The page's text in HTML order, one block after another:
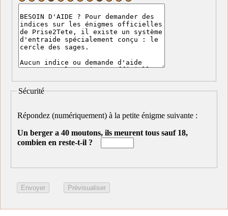
Sécurité
Répondez (numériquement) à la petite énigme suivante :
Un berger a 40 moutons, ils meurent tous sauf 18,
combien en reste-t-il ?